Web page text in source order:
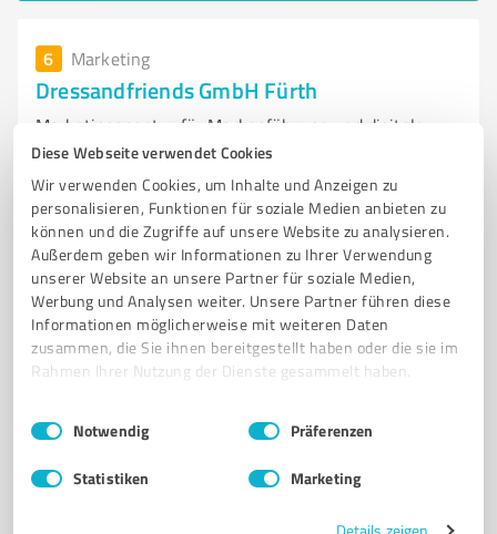
Diese Webseite verwendet Cookies
Wir verwenden Cookies, um Inhalte und Anzeigen zu
personalisieren, Funktionen für soziale Medien anbieten zu
können und die Zugriffe auf unsere Website zu analysieren.
Außerdem geben wir Informationen zu Ihrer Verwendung
unserer Website an unsere Partner für soziale Medien,
Werbung und Analysen weiter. Unsere Partner führen diese
Informationen möglicherweise mit weiteren Daten
zusammen, die Sie ihnen bereitgestellt haben oder die sie im
Rahmen Ihrer Nutzung der Dienste gesammelt haben.
Impressum Datenschutzbestimmungen
Einwilligungsauswahl
Notwendig Präferenzen
Statistiken Marketing
6 Marketing
Dressandfriends GmbH Fürth
Marketingagentur für Markenführung und digitale
Strategien in Fürth
MARKETINGAGENTUR MARKENFÜHRUNG SOCIAL MEDIA MARKETING
INFLUENCER MARKETING E-MAIL MARKETING MARKENAUFBAU
CUSTOMER JOURNEY CONTENT CREATION EVENT MARKETING
MARKTEINTRITT KUNDENBINDUNG VERTRIEBSSTRATEGIEN
Badstraße 13-15, 90762 Fürth
info@dressandfriends.com dressandfriends.com/
4,80 / 5,00